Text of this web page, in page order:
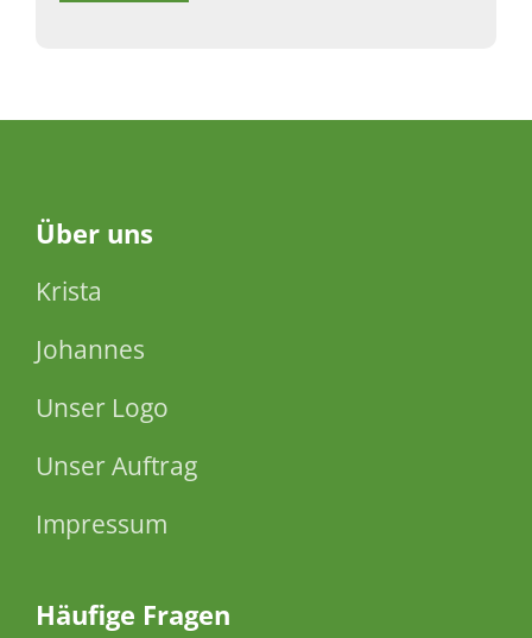
Über uns
Krista
Johannes
Unser Logo
Unser Auftrag
Impressum
Häufige Fragen